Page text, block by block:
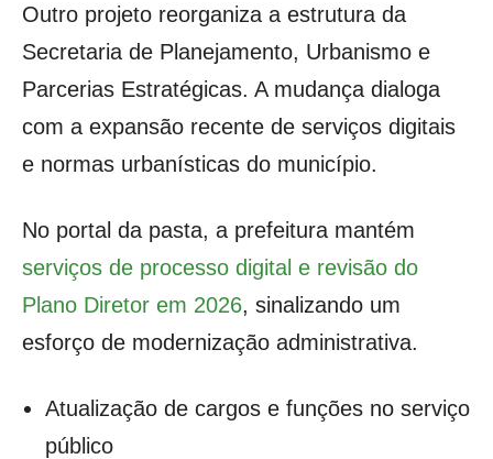
Outro projeto reorganiza a estrutura da
Secretaria de Planejamento, Urbanismo e
Parcerias Estratégicas. A mudança dialoga
com a expansão recente de serviços digitais
e normas urbanísticas do município.
No portal da pasta, a prefeitura mantém
serviços de processo digital e revisão do
Plano Diretor em 2026, sinalizando um
esforço de modernização administrativa.
Atualização de cargos e funções no serviço
público